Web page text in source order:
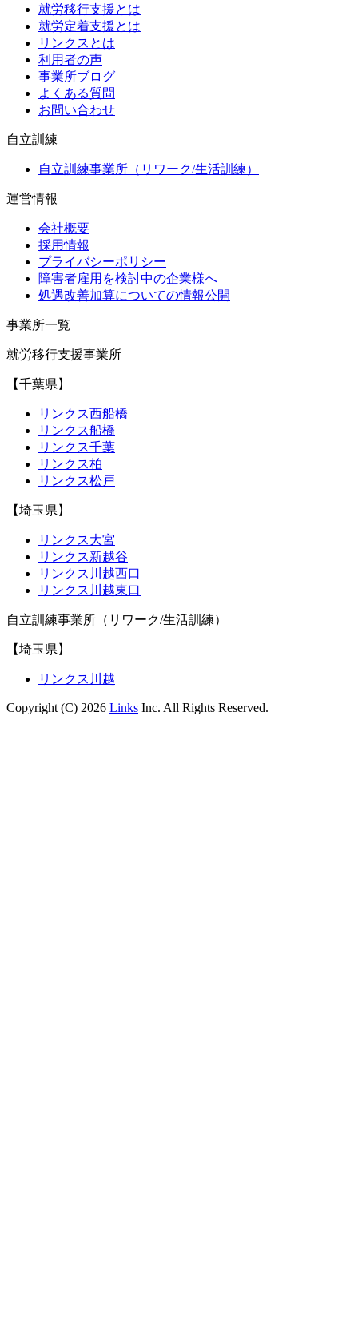
就労移行支援とは
就労定着支援とは
リンクスとは
利用者の声
事業所ブログ
よくある質問
お問い合わせ
自立訓練
自立訓練事業所（リワーク/生活訓練）
運営情報
会社概要
採用情報
プライバシーポリシー
障害者雇用を検討中の企業様へ
処遇改善加算についての情報公開
事業所一覧
就労移行支援事業所
【千葉県】
リンクス西船橋
リンクス船橋
リンクス千葉
リンクス柏
リンクス松戸
【埼玉県】
リンクス大宮
リンクス新越谷
リンクス川越西口
リンクス川越東口
自立訓練事業所（リワーク/生活訓練）
【埼玉県】
リンクス川越
Copyright (C) 2026 Links Inc. All Rights Reserved.